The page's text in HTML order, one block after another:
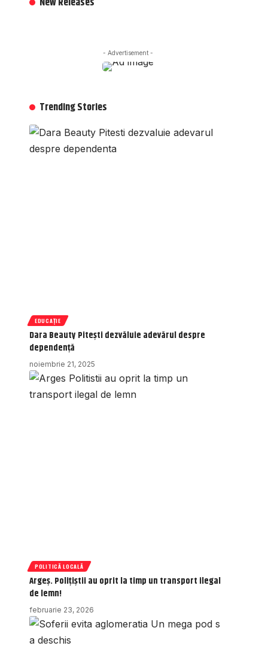
- Advertisement -
Trending Stories
EDUCAȚIE
Dara Beauty Pitești dezvăluie adevărul despre
dependență
noiembrie 21, 2025
POLITICĂ LOCALĂ
Argeș. Polițiștii au oprit la timp un transport ilegal
de lemn!
februarie 23, 2026